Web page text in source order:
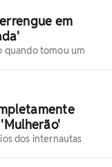
em
quando tomou um
dos internautas